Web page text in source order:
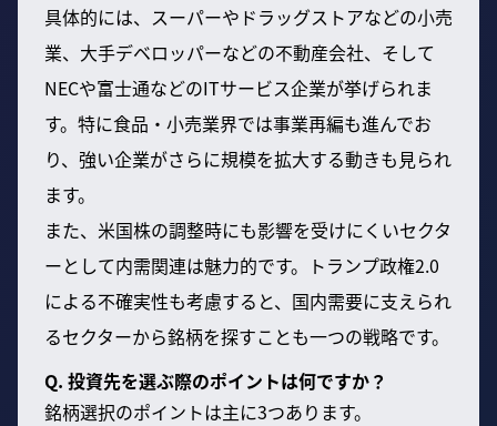
具体的には、スーパーやドラッグストアなどの小売
業、大手デベロッパーなどの不動産会社、そして
NECや富士通などのITサービス企業が挙げられま
す。特に食品・小売業界では事業再編も進んでお
り、強い企業がさらに規模を拡大する動きも見られ
ます。
また、米国株の調整時にも影響を受けにくいセクタ
ーとして内需関連は魅力的です。トランプ政権2.0
による不確実性も考慮すると、国内需要に支えられ
るセクターから銘柄を探すことも一つの戦略です。
Q. 投資先を選ぶ際のポイントは何ですか？
銘柄選択のポイントは主に3つあります。